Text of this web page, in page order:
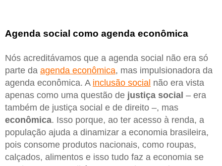
Agenda social como agenda econômica
Nós acreditávamos que a agenda social não era só
parte da agenda econômica, mas impulsionadora da
agenda econômica. A inclusão social não era vista
apenas como uma questão de justiça social – era
também de justiça social e de direito –, mas
econômica. Isso porque, ao ter acesso à renda, a
população ajuda a dinamizar a economia brasileira,
pois consome produtos nacionais, como roupas,
calçados, alimentos e isso tudo faz a economia se